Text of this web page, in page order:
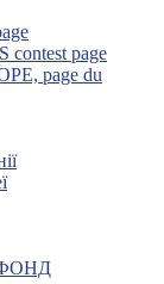
page
page du